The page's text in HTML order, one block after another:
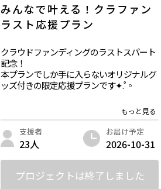
みんなで叶える！クラファン
ラスト応援プラン
クラウドファンディングのラストスパート
記念！
本プランでしか手に入らないオリジナルグ
ッズ付きの限定応援プランです‎✦.˚◦
①オリジナルスマホ壁紙 / 支援者限定CF活
動報告の閲覧
②オンラインショップ内での使用が可能な
クーポンコード(500円)の発行
③焼き菓子 2点
支援者
23人
お届け予定
2026-10-31
プロジェクトは終了しました